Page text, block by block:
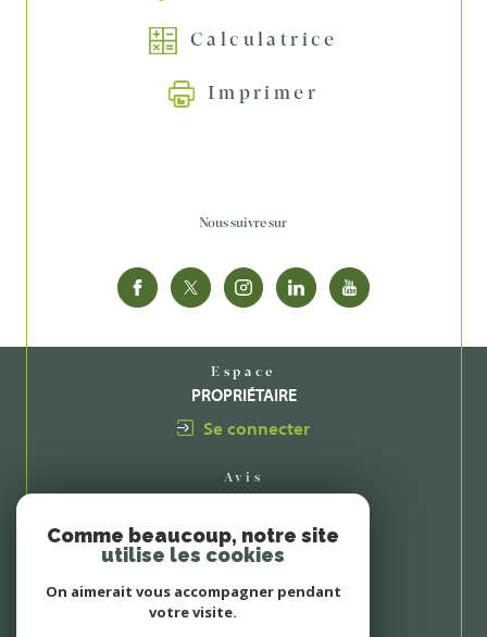
Calculatrice
Imprimer
Nous suivre sur
Espace
PROPRIÉTAIRE
Se connecter
Avis
CLIENTS
Comme beaucoup, notre site
utilise les cookies
On aimerait vous accompagner pendant
votre visite.